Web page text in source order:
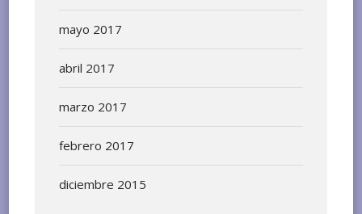
mayo 2017
abril 2017
marzo 2017
febrero 2017
diciembre 2015